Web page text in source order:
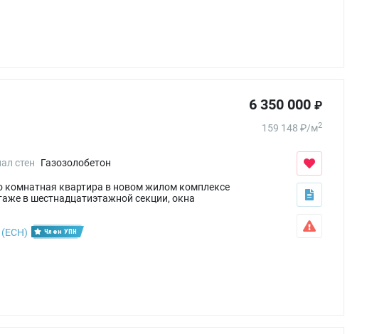
стен Газозолобетон
комнатная квартира в новом жилом комплексе
в шестнадцатиэтажной секции, окна
Член УПН
6 350 000 ₽
159 148 ₽/м2